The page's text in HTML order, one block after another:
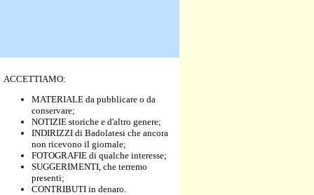
ACCETTIAMO:
MATERIALE da pubblicare o da
conservare;
NOTIZIE storiche e d'altro genere;
INDIRIZZI di Badolatesi che ancora
non ricevono il giornale;
FOTOGRAFIE di qualche interesse;
SUGGERIMENTI, che terremo
presenti;
CONTRIBUTI in denaro.